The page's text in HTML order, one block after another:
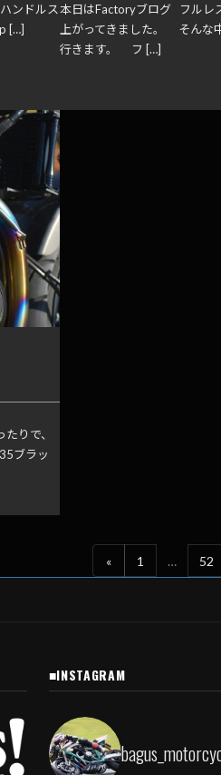
ンドルス
[…]
本日はFactoryブログ フルレ
上がってきました。 そんな
行きます。 フ […]
りで、
ブラッ
« 1 … 52
■INSTAGRAM